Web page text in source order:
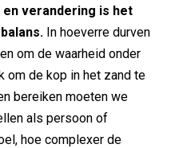
verandering is het
In hoeverre durven
om de waarheid onder
om de kop in het zand te
bereiken moeten we
als persoon of
hoe complexer de